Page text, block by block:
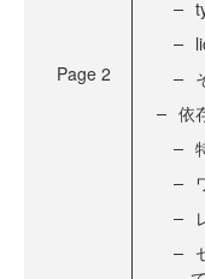
Page 2
依